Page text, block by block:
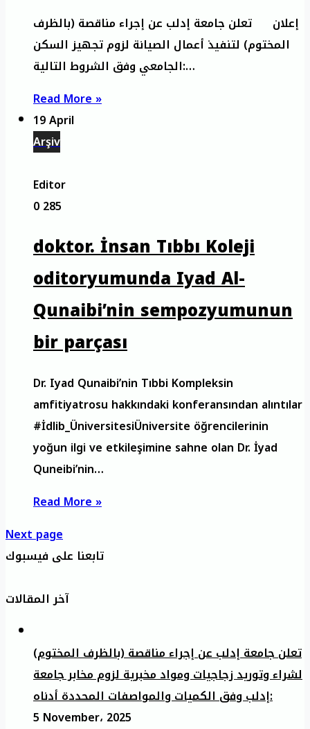
إعلان تعلن جامعة إدلب عن إجراء مناقصة (بالظرف
المختوم) لتنفيذ أعمال الصيانة لزوم تجهيز السكن
الجامعي وفق الشروط التالية:…
Read More »
19 April
Arşiv
Editor
0285
doktor. İnsan Tıbbı Koleji
oditoryumunda Iyad Al-
Qunaibi’nin sempozyumunun
bir parçası
Dr. Iyad Qunaibi’nin Tıbbi Kompleksin
amfitiyatrosu hakkındaki konferansından alıntılar
#İdlib_ÜniversitesiÜniversite öğrencilerinin
yoğun ilgi ve etkileşimine sahne olan Dr. İyad
Quneibi’nin…
Read More »
Next page
تابعنا على فيسبوك
آخر المقالات
تعلن جامعة إدلب عن إجراء مناقصة (بالظرف المختوم)
لشراء وتوريد زجاجيات ومواد مخبرية لزوم مخابر جامعة
إدلب وفق الكميات والمواصفات المحددة أدناه:
5 November، 2025